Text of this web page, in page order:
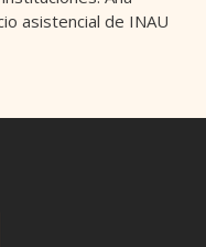
asistencial de INAU